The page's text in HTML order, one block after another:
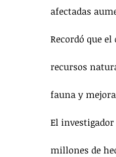
afectadas
Recordó que
recursos
fauna y
El investigador
millones de